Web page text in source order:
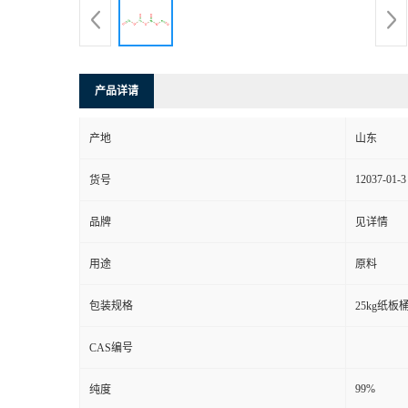
产品详请
产地 山东
货号 12037-01-3
品牌 见详情
用途 原料
包装规格 25kg纸板
CAS编号
纯度 99%